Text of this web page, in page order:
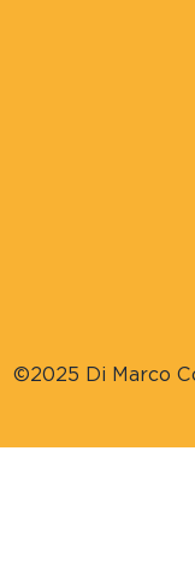
©2025 Di Marco